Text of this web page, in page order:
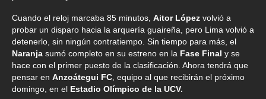
Cuando el reloj marcaba 85 minutos, Aitor López volvió a
probar un disparo hacia la arquería guaireña, pero Lima volvió a
detenerlo, sin ningún contratiempo. Sin tiempo para más, el
Naranja sumó completo en su estreno en la Fase Final y se
hace con el primer puesto de la clasificación. Ahora tendrá que
pensar en Anzoátegui FC , equipo al que recibirán el próximo
domingo, en el Estadio Olímpico de la UCV.